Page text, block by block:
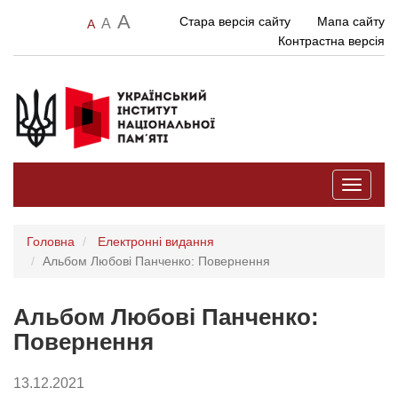
A A A Стара версія сайту
Мапа сайту
Контрастна версія
Toggle
Головна
Електронні видання
Альбом Любові Панченко: Повернення
Альбом Любові Панченко:
Повернення
13.12.2021